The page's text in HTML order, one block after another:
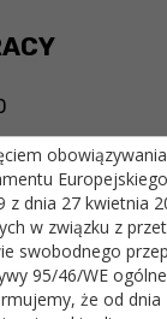
z dnia 27 kwietnia
w związku z
swobodnego
95/46/WE
że od dnia